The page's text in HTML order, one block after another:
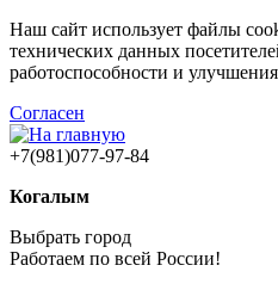
Наш сайт использует файлы
технических данных
работоспособности и
Согласен
+7(981)077-97-84
Когалым
Выбрать город
Работаем по всей России!